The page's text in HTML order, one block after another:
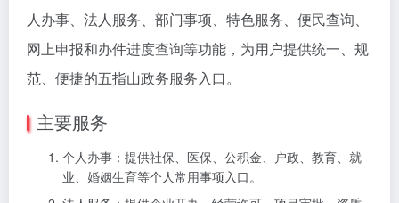
人办事、法人服务、部门事项、特色服务、便民查询、
网上申报和办件进度查询等功能，为用户提供统一、规
范、便捷的五指山政务服务入口。
主要服务
个人办事：提供社保、医保、公积金、户政、教育、就
业、婚姻生育等个人常用事项入口。